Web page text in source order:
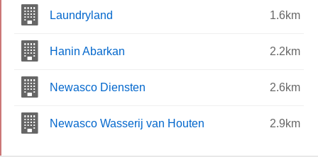
Laundryland 1.6km
Hanin Abarkan 2.2km
Newasco Diensten 2.6km
Newasco Wasserij van Houten 2.9km